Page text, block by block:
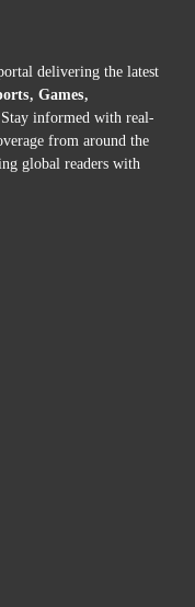
delivering the latest
Games,
informed with real-
from around the
global readers with